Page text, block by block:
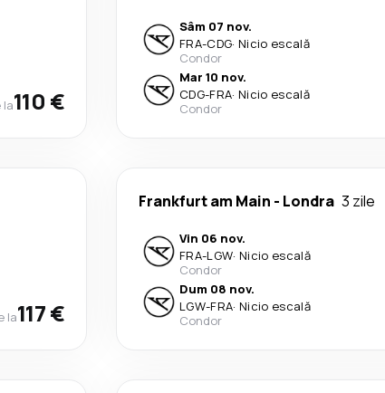
la110 €
Sâm 07 nov.
FRA-CDG· Nicio escală
Condor
Mar 10 nov.
CDG-FRA· Nicio escală
Condor
la117 €
Frankfurt am Main - Londra 3 zile
Vin 06 nov.
FRA-LGW· Nicio escală
Condor
Dum 08 nov.
LGW-FRA· Nicio escală
Condor